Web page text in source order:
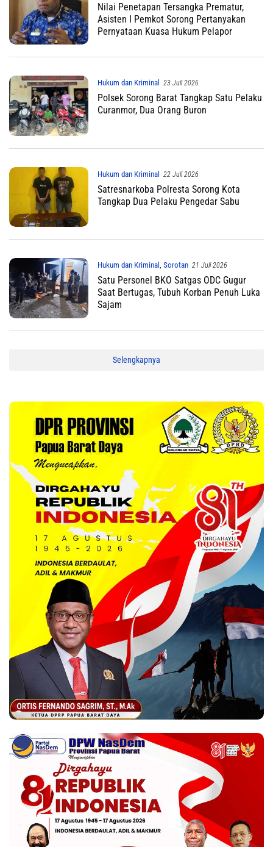
Nilai Penetapan Tersangka Prematur,
Asisten I Pemkot Sorong Pertanyakan
Pernyataan Kuasa Hukum Pelapor
Hukum dan Kriminal 23 Juli 2026
Polsek Sorong Barat Tangkap Satu Pelaku
Curanmor, Dua Orang Buron
Hukum dan Kriminal 22 Juli 2026
Satresnarkoba Polresta Sorong Kota
Tangkap Dua Pelaku Pengedar Sabu
Hukum dan Kriminal , Sorotan 21 Juli 2026
Satu Personel BKO Satgas ODC Gugur
Saat Bertugas, Tubuh Korban Penuh Luka
Sajam
Selengkapnya